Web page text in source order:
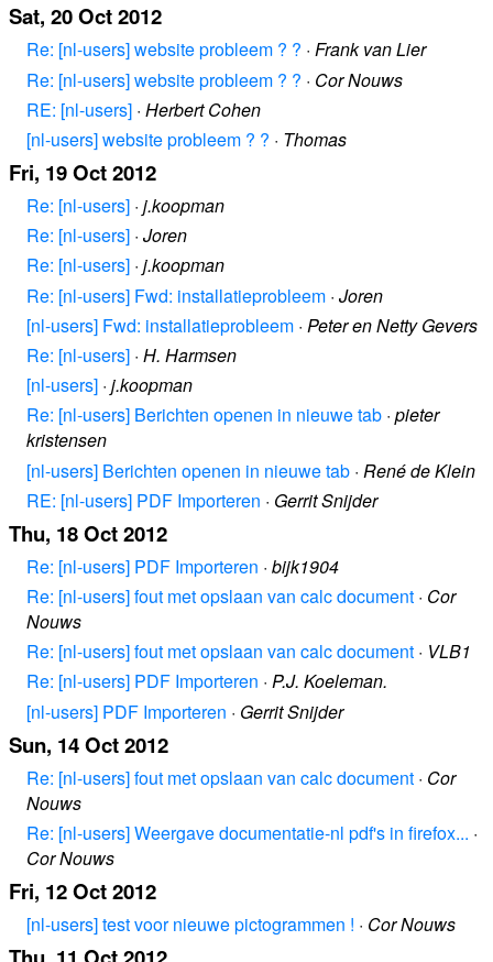
Sat, 20 Oct 2012
Re: [nl-users] website probleem ? ? · Frank van Lier
Re: [nl-users] website probleem ? ? · Cor Nouws
RE: [nl-users] · Herbert Cohen
[nl-users] website probleem ? ? · Thomas
Fri, 19 Oct 2012
Re: [nl-users] · j.koopman
Re: [nl-users] · Joren
Re: [nl-users] · j.koopman
Re: [nl-users] Fwd: installatieprobleem · Joren
[nl-users] Fwd: installatieprobleem · Peter en Netty Gevers
Re: [nl-users] · H. Harmsen
[nl-users] · j.koopman
Re: [nl-users] Berichten openen in nieuwe tab · pieter
kristensen
[nl-users] Berichten openen in nieuwe tab · René de Klein
RE: [nl-users] PDF Importeren · Gerrit Snijder
Thu, 18 Oct 2012
Re: [nl-users] PDF Importeren · bijk1904
Re: [nl-users] fout met opslaan van calc document · Cor
Nouws
Re: [nl-users] fout met opslaan van calc document · VLB1
Re: [nl-users] PDF Importeren · P.J. Koeleman.
[nl-users] PDF Importeren · Gerrit Snijder
Sun, 14 Oct 2012
Re: [nl-users] fout met opslaan van calc document · Cor
Nouws
Re: [nl-users] Weergave documentatie-nl pdf's in firefox... ·
Cor Nouws
Fri, 12 Oct 2012
[nl-users] test voor nieuwe pictogrammen ! · Cor Nouws